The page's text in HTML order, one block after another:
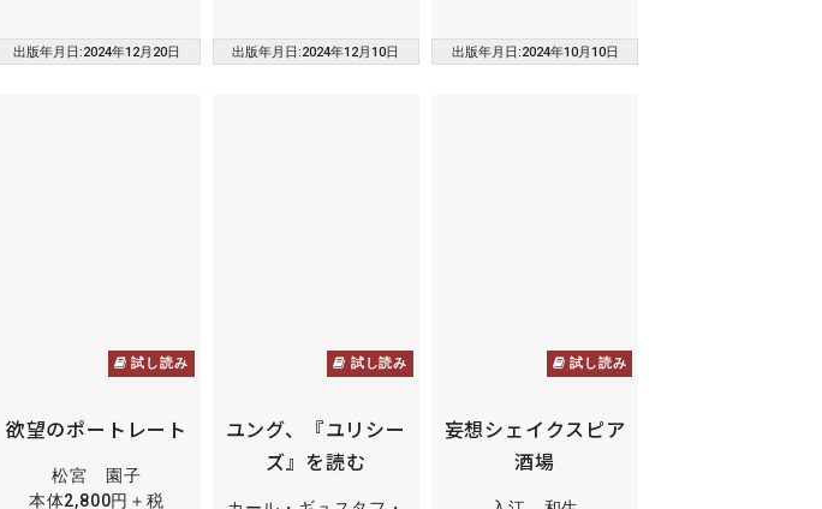
出版年月日:2024年12月20日 出版年月日:2024年12月10日 出版年月日:2024年10月10日
試し読み
欲望のポートレート
松宮 園子
本体2,800円＋税
試し読み
ユング、『ユリシー
ズ』を読む
試し読み
妄想シェイクスピア
酒場